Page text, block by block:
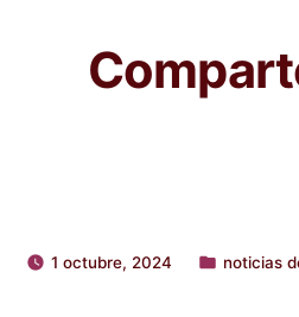
1 octubre, 2024
Publicado
noticias